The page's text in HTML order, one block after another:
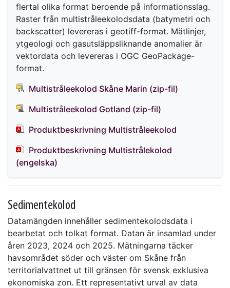
flertal olika format beroende på informationsslag.
Raster från multistråleekolodsdata (batymetri och
backscatter) levereras i geotiff-format. Mätlinjer,
ytgeologi och gasutsläppsliknande anomalier är
vektordata och levereras i OGC GeoPackage-
format.
Multistråleekolod Skåne Marin (zip-fil)
Multistråleekolod Gotland (zip-fil)
Produktbeskrivning Multistråleekolod
Produktbeskrivning Multistrålekolod
(engelska)
Sedimentekolod
Datamängden innehåller sedimentekolodsdata i
bearbetat och tolkat format. Datan är insamlad under
åren 2023, 2024 och 2025. Mätningarna täcker
havsområdet söder och väster om Skåne från
territorialvattnet ut till gränsen för svensk exklusiva
ekonomiska zon. Ett representativt urval av data